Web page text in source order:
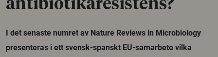
antibiotikaresistens?
I det senaste numret av Nature Reviews in Microbiology
presenteras i ett svensk-spanskt EU-samarbete vilka